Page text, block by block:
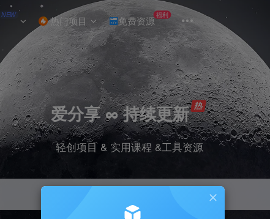
NEW 热门项目 免费资源福利
爱分享 ∞ 持续更新
轻创项目 & 实用课程 &工具资源